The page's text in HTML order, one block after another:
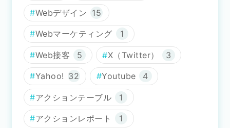
Webデザイン 15
Webマーケティング 1
Web接客 5 X（Twitter） 3
Yahoo! 32 Youtube 4
アクションテーブル 1
アクションレポート 1